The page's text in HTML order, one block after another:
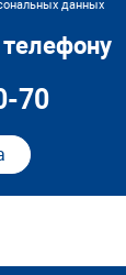
данных
телефону
70